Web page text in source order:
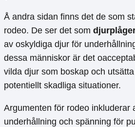
Å andra sidan finns det de som
rodeo. De ser det som
av oskyldiga djur för
dessa människor är det
vilda djur som boskap och
potentiellt skadliga situationer.
Argumenten för rodeo inkluderar
underhållning och spänning för